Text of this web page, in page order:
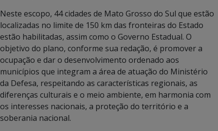
Neste escopo, 44 cidades de Mato Grosso do Sul que estão
localizadas no limite de 150 km das fronteiras do Estado
estão habilitadas, assim como o Governo Estadual. O
objetivo do plano, conforme sua redação, é promover a
ocupação e dar o desenvolvimento ordenado aos
municípios que integram a área de atuação do Ministério
da Defesa, respeitando as características regionais, as
diferenças culturais e o meio ambiente, em harmonia com
os interesses nacionais, a proteção do território e a
soberania nacional.